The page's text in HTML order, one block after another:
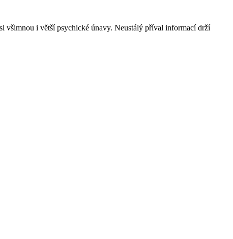
všimnou i větší psychické únavy. Neustálý příval informací drží